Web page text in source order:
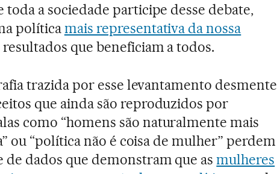
toda a sociedade participe desse debate,
políticamais representativa da nossa
que beneficiam a todos.
trazida por esse levantamento desmente
que ainda são reproduzidos por
como “homens são naturalmente mais
ou “política não é coisa de mulher” perdem
de dados que demonstram que asmulheres